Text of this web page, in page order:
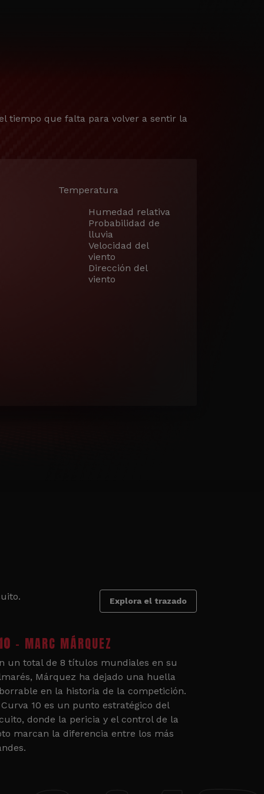
tiempo que falta para volver a sentir la
Temperatura
Humedad relativa
Probabilidad de
lluvia
Velocidad del
viento
Dirección del
viento
Explora el trazado
- MARC MÁRQUEZ
un total de 8 títulos mundiales en su
Márquez ha dejado una huella
en la historia de la competición.
10 es un punto estratégico del
donde la pericia y el control de la
marcan la diferencia entre los más